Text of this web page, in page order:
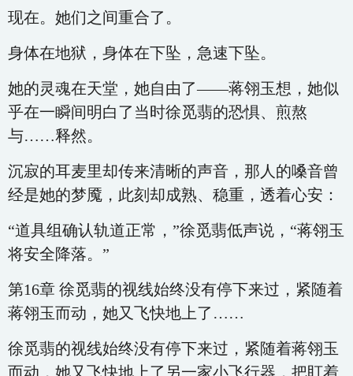
现在。她们之间重合了。
身体在地狱，身体在下坠，急速下坠。
她的灵魂在天堂，她自由了——蒋翎玉想，她似
乎在一瞬间明白了当时徐觅翡的恐惧、煎熬
与……释然。
沉寂的耳麦里却传来清晰的声音，那人的嗓音曾
经是她的梦魇，此刻却成熟、稳重，透着心安：
“道具组确认轨道正常，”徐觅翡低声说，“蒋翎玉
将安全降落。”
第16章 徐觅翡的视线始终没有停下来过，紧随着
蒋翎玉而动，她又飞快地上了……
徐觅翡的视线始终没有停下来过，紧随着蒋翎玉
而动，她又飞快地上了另一家小飞行器，把盯着